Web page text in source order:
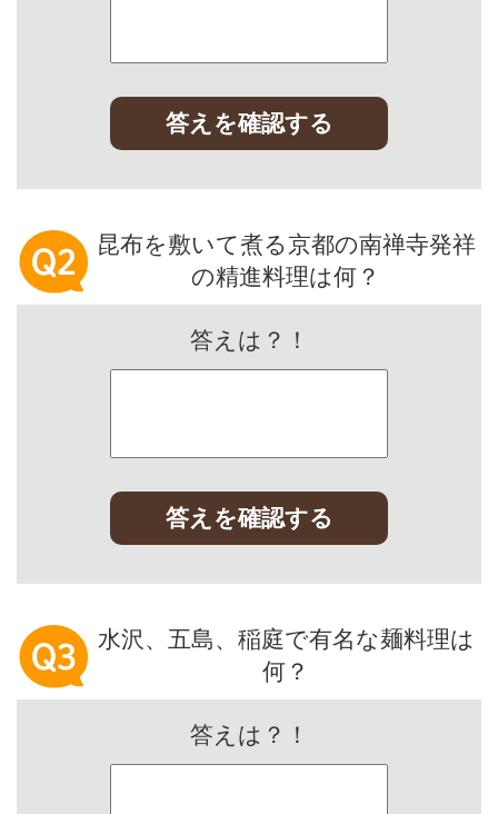
答えを確認する
昆布を敷いて煮る京都の南禅寺発祥
の精進料理は何？
答えは？！
答えを確認する
水沢、五島、稲庭で有名な麺料理は
何？
答えは？！